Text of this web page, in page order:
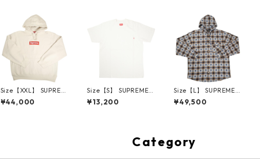
Size【XXL】 SUPREM
E シュプリーム 24AW
Box Logo Hooded Sw
¥44,000
Size【S】 SUPREME
シュプリーム S/S Poc
ket Tee White Tシャ
¥13,200
Size【L】 SUPREME
シュプリーム ×Numbe
r (N)ine 25FW Hoode
¥49,500
Category